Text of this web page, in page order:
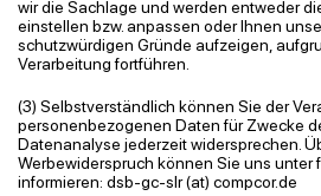
wir die Sachlage und werden entweder
einstellen bzw. anpassen oder Ihnen
schutzwürdigen Gründe aufzeigen,
Verarbeitung fortführen.
(3) Selbstverständlich können Sie der
personenbezogenen Daten für Zwecke
Datenanalyse jederzeit widersprechen.
Werbewiderspruch können Sie uns unter
informieren: dsb-gc-slr(at) compcor.de